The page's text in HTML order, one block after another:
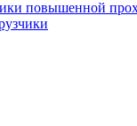
повышенной